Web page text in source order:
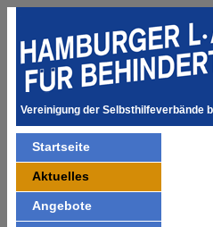
Vereinigung der Selbsthilfeverbände
Startseite
Aktuelles
Angebote